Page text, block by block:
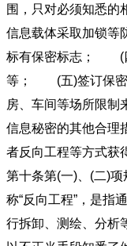
围，只对必须知悉
信息载体采取加锁
标有保密标志； (
等； (五)签订保密
房、车间等场所限
信息秘密的其他合
者反向工程等方式获
第十条第(一)、(二)
称“反向工程”，是指
行拆卸、测绘、分析